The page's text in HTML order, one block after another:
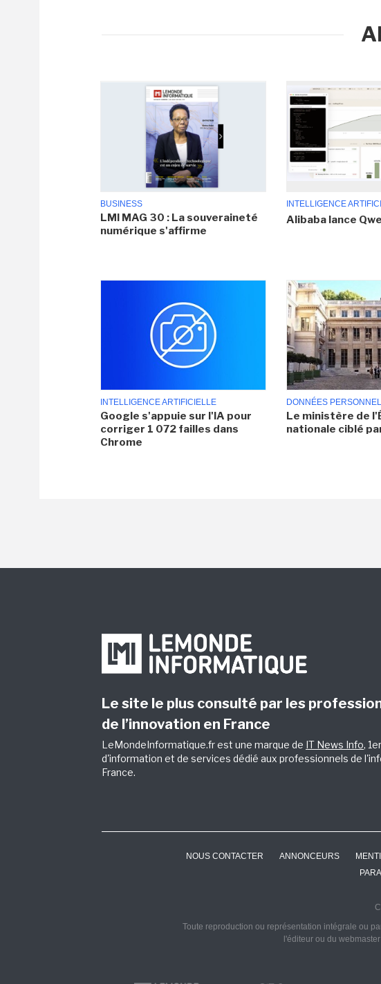
BUSINESS
LMI MAG 30 : La souveraineté
numérique s'affirme
INTELLIGENCE
Alibaba lance
INTELLIGENCE ARTIFICIELLE
Google s'appuie sur l'IA pour
corriger 1 072 failles dans
Chrome
DONNÉES
Le ministère de
nationale ciblé
Le site le plus consulté par les
de l’innovation en France
LeMondeInformatique.fr est une marque de IT News Info,
d'information et de services dédié aux professionnels de
France.
NOUS CONTACTER ANNONCEURS
Toute reproduction ou représentation intégrale ou
l'éditeur ou du